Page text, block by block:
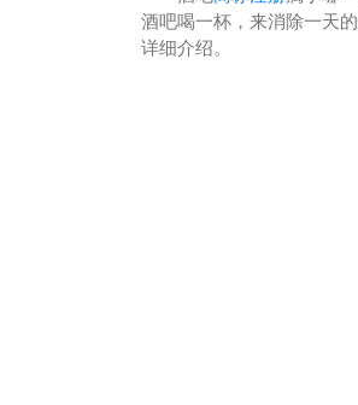
酒吧喝一杯，来消除一天
详细介绍。